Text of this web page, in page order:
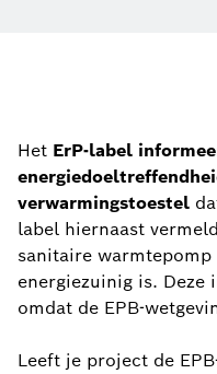
Het ErP-label
verwarmingstoestel
label hiernaast
sanitaire warmtepomp
energiezuinig is.
omdat de EPB-
Leeft je project de